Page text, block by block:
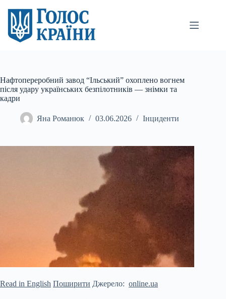
вмісту
Нафтопереробний завод “Ільський” охоплено вогнем
після удару українських безпілотників — знімки та
кадри
Яна Романюк 03.06.2026 Інциденти
Read in English Поширити Джерело: online.ua